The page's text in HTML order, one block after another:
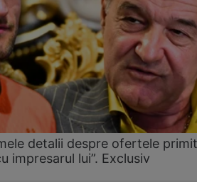
detalii despre ofertele
impresarul lui”. Exclusiv